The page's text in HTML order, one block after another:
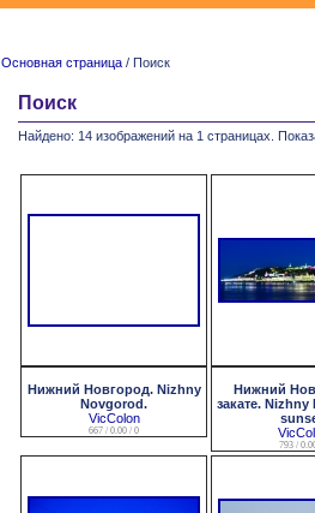
Основная страница / Поиск
Поиск
Найдено: 14 изображений на 1 страницах.
Нижний Новгород. Nizhny
Novgorod.
VicColon
667 / 0.00 / 0
Нижний
закате.
793 /